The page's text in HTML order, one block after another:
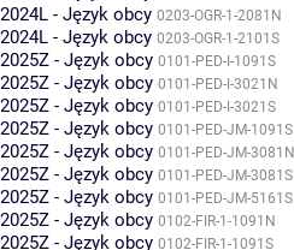
2024L - Język obcy 0203-OGR-1-2081N
2024L - Język obcy 0203-OGR-1-2101S
2025Z - Język obcy 0101-PED-I-1091S
2025Z - Język obcy 0101-PED-I-3021N
2025Z - Język obcy 0101-PED-I-3021S
2025Z - Język obcy 0101-PED-JM-1091S
2025Z - Język obcy 0101-PED-JM-3081N
2025Z - Język obcy 0101-PED-JM-3081S
2025Z - Język obcy 0101-PED-JM-5161S
2025Z - Język obcy 0102-FIR-1-1091N
2025Z - Język obcy 0102-FIR-1-1091S